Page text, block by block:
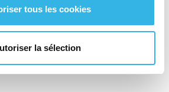
tous les cookies
la sélection